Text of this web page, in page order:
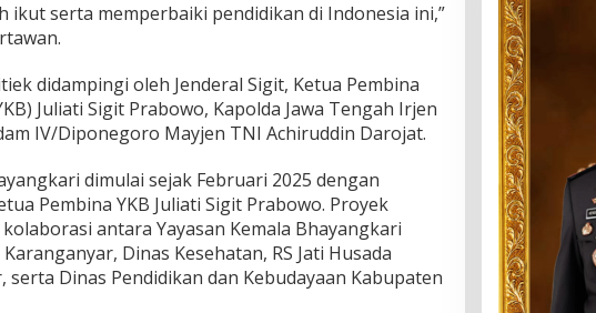
ikut serta memperbaiki pendidikan di Indonesia ini,”
didampingi oleh Jenderal Sigit, Ketua Pembina
Juliati Sigit Prabowo, Kapolda Jawa Tengah Irjen
IV/Diponegoro Mayjen TNI Achiruddin Darojat.
dimulai sejak Februari 2025 dengan
Pembina YKB Juliati Sigit Prabowo. Proyek
antara Yayasan Kemala Bhayangkari
Dinas Kesehatan, RS Jati Husada
Dinas Pendidikan dan Kebudayaan Kabupaten